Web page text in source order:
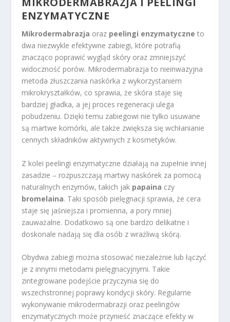
ENZYMATYCZNE
Mikrodermabrazja oraz peelingi enzymatyczne to
dwa niezwykle efektywne zabiegi, które potrafią
znacząco poprawić wygląd skóry oraz zmniejszyć
widoczność porów. Mikrodermabrazja to nieinwazyjna
metoda złuszczania naskórka z wykorzystaniem
mikrokryształków, co sprawia, że skóra staje się
bardziej gładka, a jej proces regeneracji ulega
pobudzeniu. Dzięki temu zabiegowi nie tylko usuwane
są martwe komórki, ale także zwiększa się wchłanianie
cennych składników aktywnych z kosmetyków.
Z kolei peelingi enzymatyczne działają na zupełnie innej
zasadzie – rozpuszczają martwy naskórek za pomocą
naturalnych enzymów, takich jak papaina czy
bromelaina. Taki sposób pielęgnacji sprawia, że cera
staje się jaśniejsza i promienna, a pory mniej
zauważalne. Dodatkowo są one bardzo delikatne i
doskonale nadają się dla osób z wrażliwą skórą.
Obydwa zabiegi można stosować niezależnie lub łączyć
je z innymi metodami pielęgnacyjnymi. Takie
zintegrowane podejście przyczynia się do
wszechstronnej poprawy kondycji skóry. Regularne
wykonywanie mikrodermabrazji oraz peelingów
enzymatycznych może przynieść znaczące efekty w